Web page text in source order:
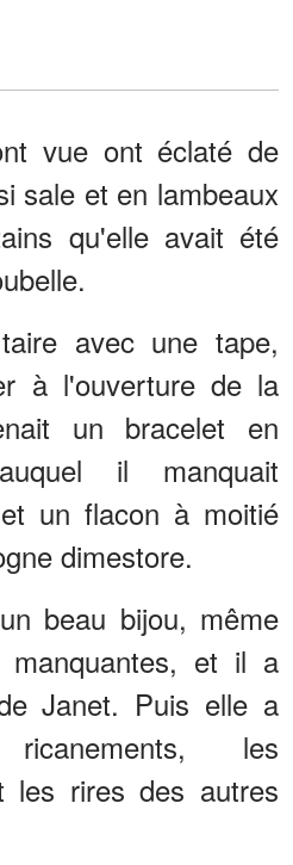
vue ont éclaté de
sale et en lambeaux
qu'elle avait été
avec une tape,
à l'ouverture de la
un bracelet en
il manquait
un flacon à moitié
dimestore.
beau bijou, même
et il a
Janet. Puis elle a
les
les rires des autres